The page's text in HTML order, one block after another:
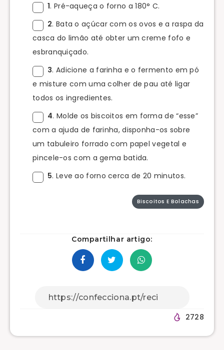
1. Pré-aqueça o forno a 180° C.
2. Bata o açúcar com os ovos e a raspa da
casca do limão até obter um creme fofo e
esbranquiçado.
3. Adicione a farinha e o fermento em pó
e misture com uma colher de pau até ligar
todos os ingredientes.
4. Molde os biscoitos em forma de “esse”
com a ajuda de farinha, disponha-os sobre
um tabuleiro forrado com papel vegetal e
pincele-os com a gema batida.
5. Leve ao forno cerca de 20 minutos.
Biscoitos E Bolachas
Compartilhar artigo:
2728